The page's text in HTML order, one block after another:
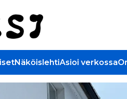
NäköislehtiAsioi verkossa